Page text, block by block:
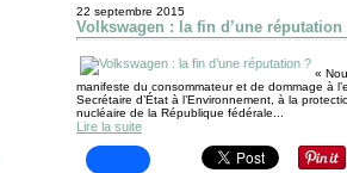
22 septembre 2015
Volkswagen : la fin d’une réputation
«
manifeste du consommateur et de dommage à
Secrétaire d’État à l’Environnement, à la
nucléaire de la République fédérale...
Lire la suite